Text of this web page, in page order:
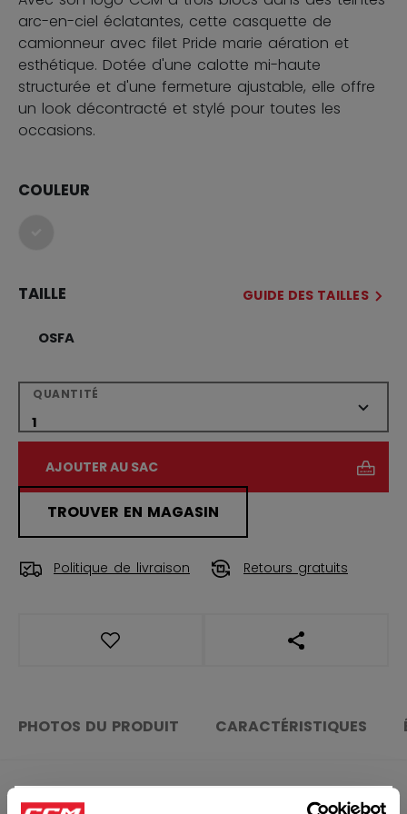
arc-en-ciel éclatantes, cette casquette de
camionneur avec filet Pride marie aération et
esthétique. Dotée d'une calotte mi-haute
structurée et d'une fermeture ajustable, elle offre
un look décontracté et stylé pour toutes les
occasions.
COULEUR
TAILLE GUIDE DES TAILLES
OSFA
QUANTITÉ
AJOUTER AU SAC
TROUVER EN MAGASIN
Politique de livraison Retours gratuits
OUVRIR LES
PHOTOS DU PRODUIT CARACTÉRISTIQUES
CARACTÉRISTIQUES